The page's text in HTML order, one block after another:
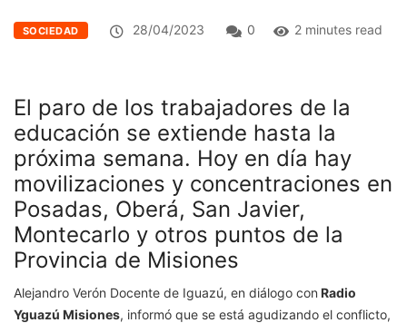
SOCIEDAD 28/04/2023 0 2 minutes read
El paro de los trabajadores de la
educación se extiende hasta la
próxima semana. Hoy en día hay
movilizaciones y concentraciones en
Posadas, Oberá, San Javier,
Montecarlo y otros puntos de la
Provincia de Misiones
Alejandro Verón Docente de Iguazú, en diálogo con Radio
Yguazú Misiones, informó que se está agudizando el conflicto,